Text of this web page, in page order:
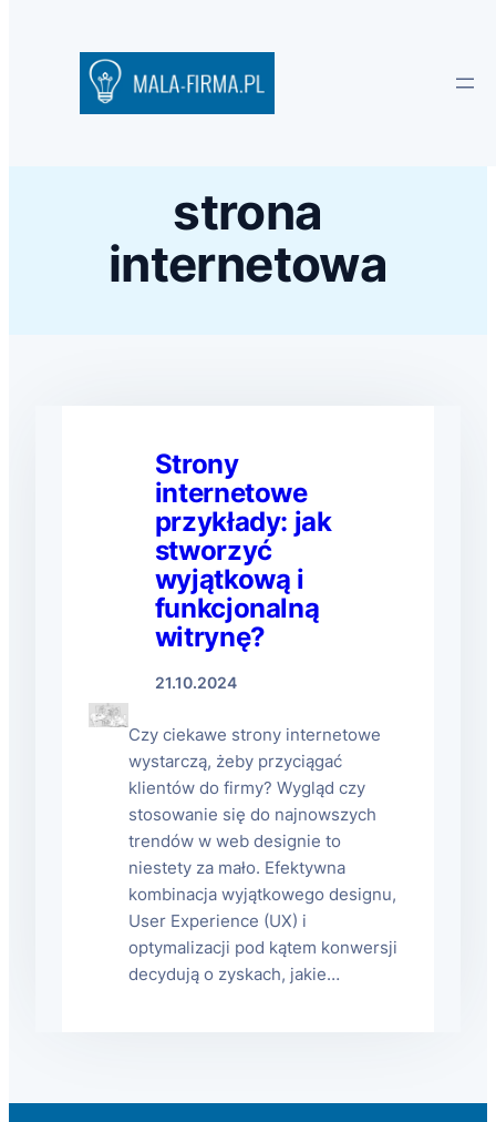
strona
internetowa
Strony
internetowe
przykłady: jak
stworzyć
wyjątkową i
funkcjonalną
witrynę?
21.10.2024
Czy ciekawe strony internetowe
wystarczą, żeby przyciągać
klientów do firmy? Wygląd czy
stosowanie się do najnowszych
trendów w web designie to
niestety za mało. Efektywna
kombinacja wyjątkowego designu,
User Experience (UX) i
optymalizacji pod kątem konwersji
decydują o zyskach, jakie…